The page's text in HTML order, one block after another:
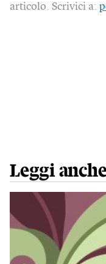
articolo. Scrivici a:
Leggi